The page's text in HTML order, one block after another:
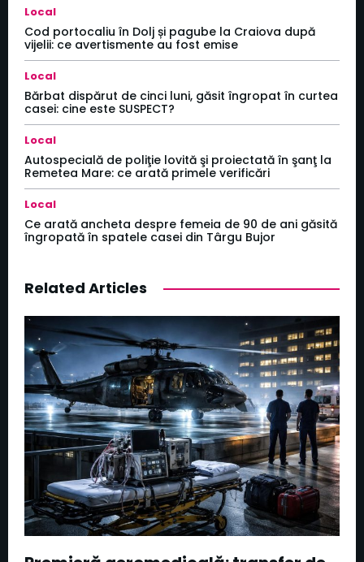
Local
Cod portocaliu în Dolj și pagube la Craiova după
vijelii: ce avertismente au fost emise
Local
Bărbat dispărut de cinci luni, găsit îngropat în curtea
casei: cine este SUSPECT?
Local
Autospecială de poliţie lovită şi proiectată în şanţ la
Remetea Mare: ce arată primele verificări
Local
Ce arată ancheta despre femeia de 90 de ani găsită
îngropată în spatele casei din Târgu Bujor
Related Articles